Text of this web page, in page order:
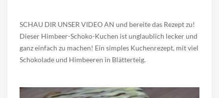
SCHAU DIR UNSER VIDEO AN und bereite das Rezept zu!
Dieser Himbeer-Schoko-Kuchen ist unglaublich lecker und
ganz einfach zu machen! Ein simples Kuchenrezept, mit viel
Schokolade und Himbeeren in Blätterteig.